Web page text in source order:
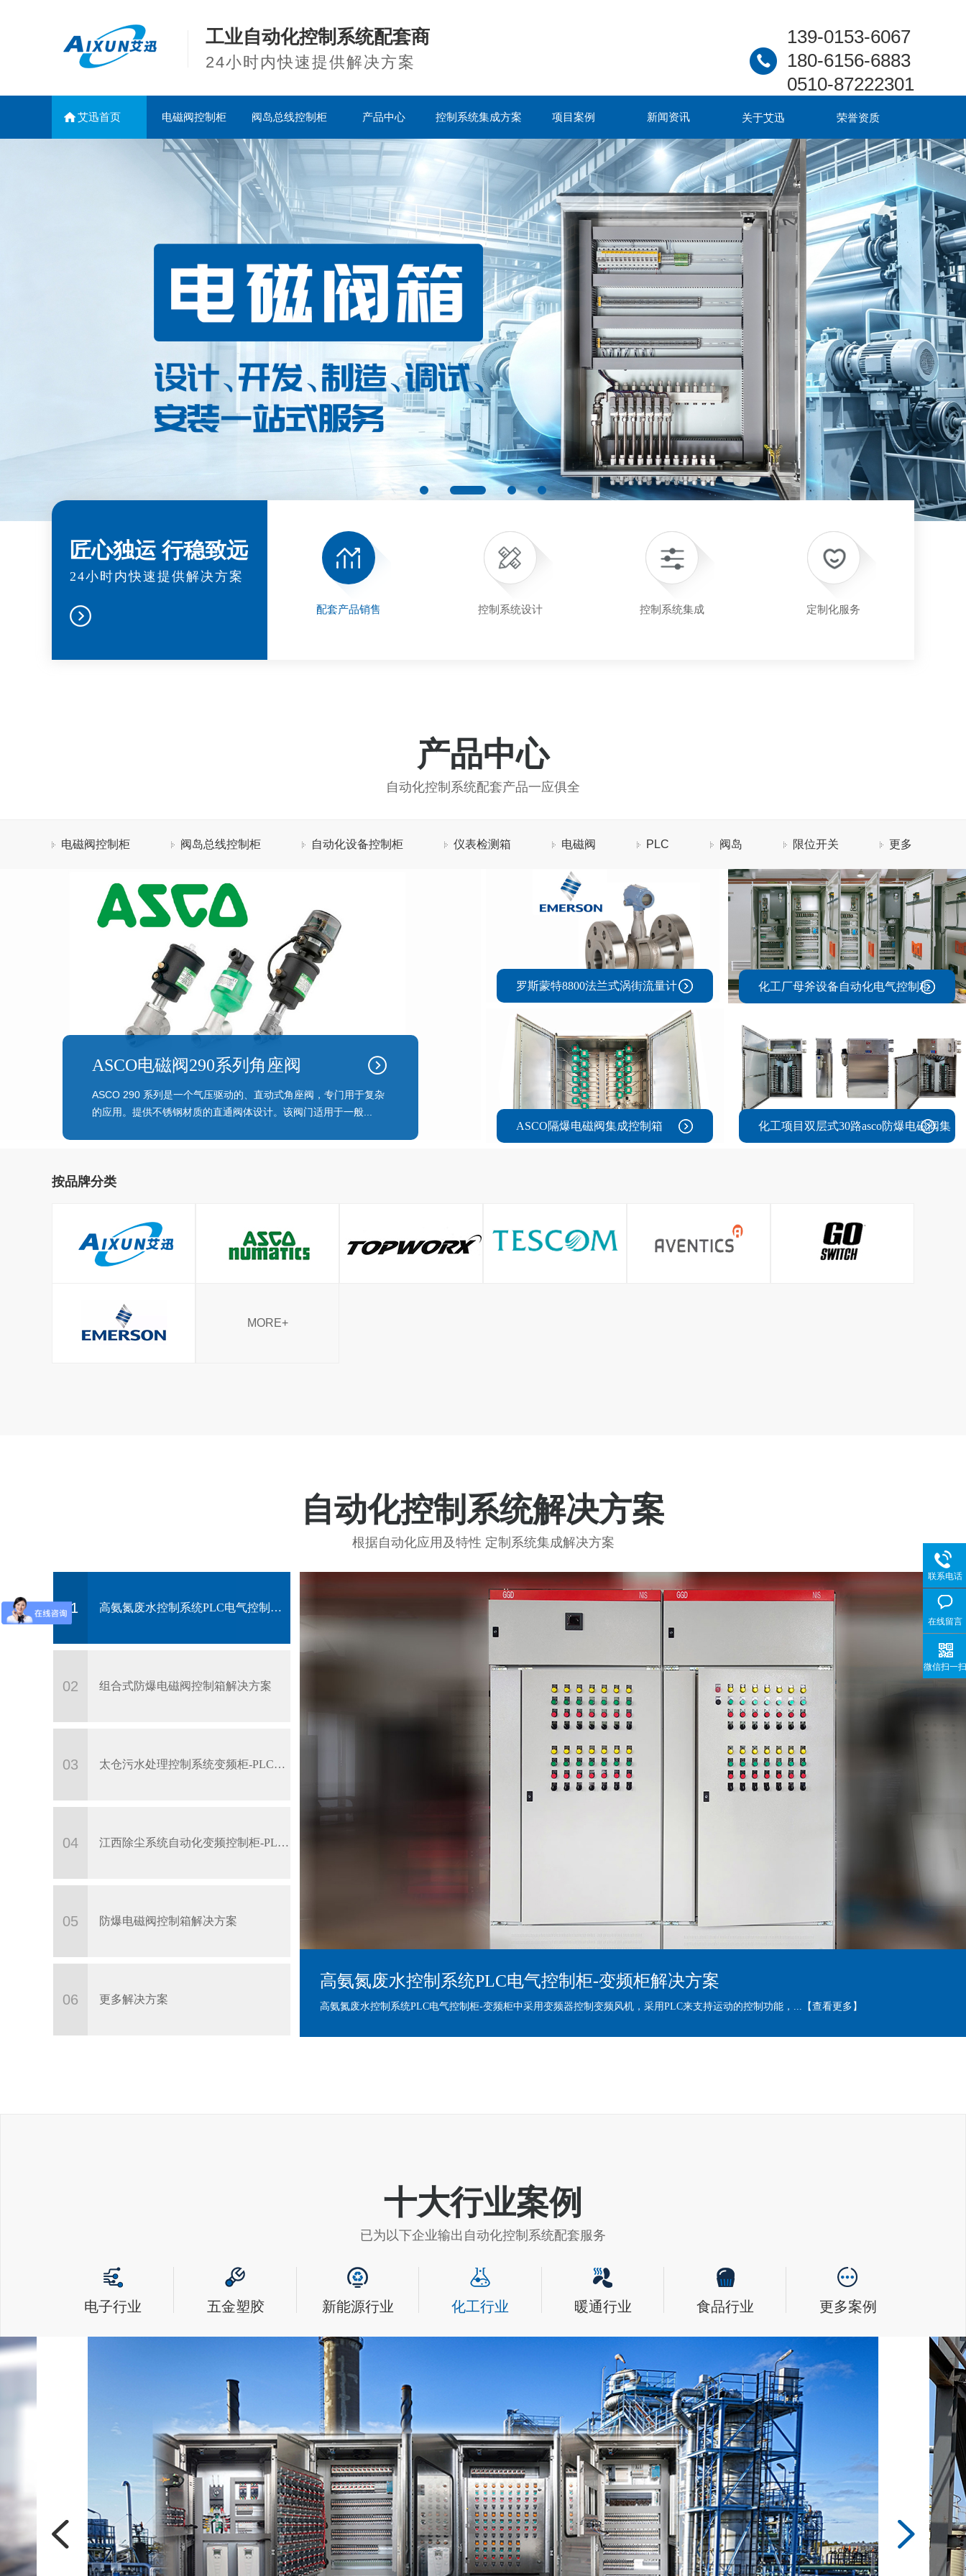
工业自动化控制系统配套商
24小时内快速提供解决方案
139-0153-6067
180-6156-6883
0510-87222301
艾迅首页 电磁阀控制柜 阀岛总线控制柜 产品中心 控制系统集成方案 项目案例 新闻资讯 关于艾迅 荣誉资质
匠心独运 行稳致远
24小时内快速提供解决方案
配套产品销售 控制系统设计 控制系统集成 定制化服务
产品中心
自动化控制系统配套产品一应俱全
电磁阀控制柜 阀岛总线控制柜 自动化设备控制柜 仪表检测箱 电磁阀 PLC 阀岛 限位开关 更多
ASCO电磁阀290系列角座阀
ASCO 290 系列是一个气压驱动的、直动式角座阀，专门用于复杂
的应用。提供不锈钢材质的直通阀体设计。该阀门适用于一般...
罗斯蒙特8800法兰式涡街流量计 化工厂母斧设备自动化电气控制柜
ASCO隔爆电磁阀集成控制箱 化工项目双层式30路asco防爆电磁阀集
按品牌分类
MORE+
自动化控制系统解决方案
根据自动化应用及特性 定制系统集成解决方案
01 高氨氮废水控制系统PLC电气控制柜-变频柜解决方案
02 组合式防爆电磁阀控制箱解决方案
03 太仓污水处理控制系统变频柜-PLC控制柜解决方案
04 江西除尘系统自动化变频控制柜-PLC电气柜解决方案
05 防爆电磁阀控制箱解决方案
06 更多解决方案
高氨氮废水控制系统PLC电气控制柜-变频柜解决方案
高氨氮废水控制系统PLC电气控制柜-变频柜中采用变频器控制变频风机，采用PLC来支持运动的控制功能，... 【查看更多】
十大行业案例
已为以下企业输出自动化控制系统配套服务
电子行业 五金塑胶 新能源行业 化工行业 暖通行业 食品行业 更多案例
联系电话
在线留言
微信扫一扫